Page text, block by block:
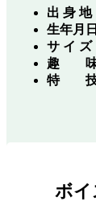
出 身 地
生年月日
サ イ ズ
趣
特
ボ